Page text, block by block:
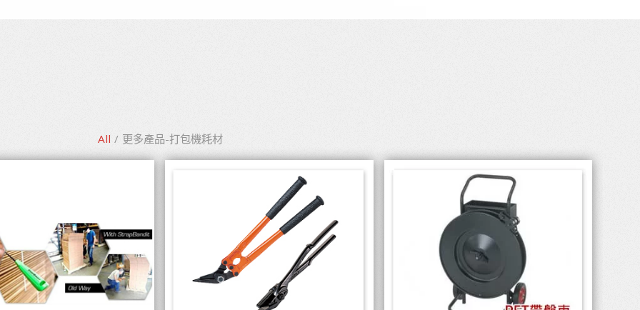
All / 更多產品-打包機耗材